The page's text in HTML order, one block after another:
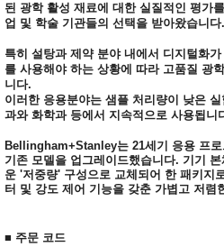
된 광학 활성 재료에 대한 실질적인 평가
업 및 학술 기관들의 선택을 받아왔습니다.
특히 설탕과 제약 분야 내에서 디지털화
를 사용해야 하는 상황에 따라 고품질 광
니다.
이러한 응용분야는 샘플 처리량이 낮은
과와 화학과 등에서 지속적으로 사용됩니
Bellingham+Stanley는 21세기 응용 프
기존 모델을 업그레이드했습니다. 기기
운 '저중량' 구성으로 교체되어 한 패키지
터 및 강도 제어 기능을 갖춘 가볍고 저렴
■ 주문 코드